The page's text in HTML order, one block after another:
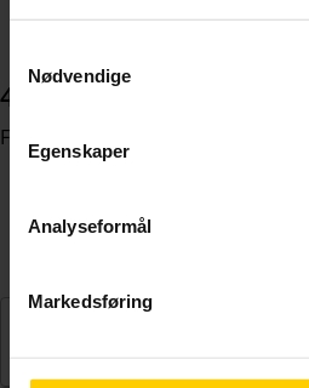
Nødvendige
Egenskaper
Analyseformål
Markedsføring
4G Tale telefoner
Finn en mobiltelefon som støtter